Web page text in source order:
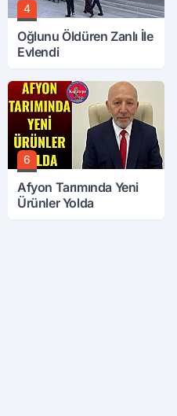
4
Oğlunu Öldüren Zanlı İle
Evlendi
6
Afyon Tarımında Yeni
Ürünler Yolda